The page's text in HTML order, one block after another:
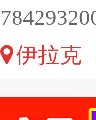
察机会
的资料
伊拉克